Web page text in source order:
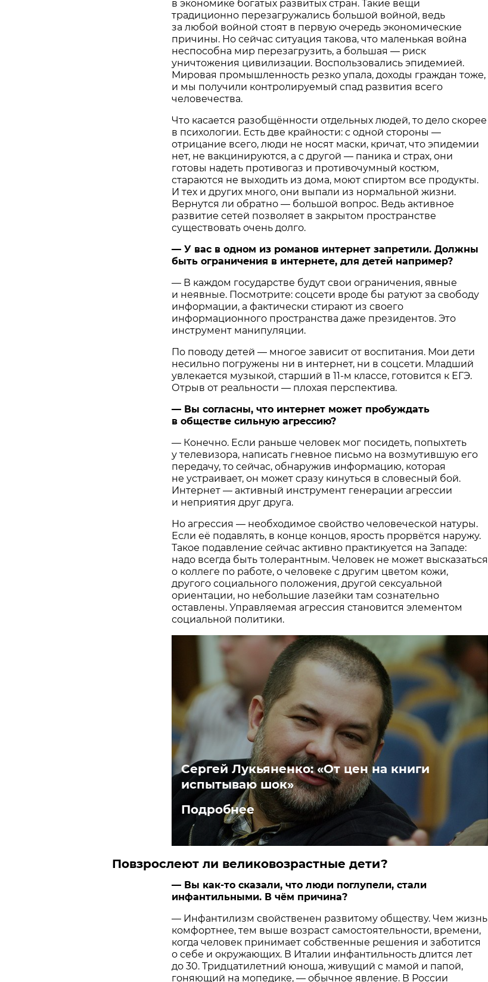
в экономике богатых развитых стран. Такие вещи
традиционно перезагружались большой войной, ведь
за любой войной стоят в первую очередь экономические
причины. Но сейчас ситуация такова, что маленькая война
неспособна мир перезагрузить, а большая — риск
уничтожения цивилизации. Воспользовались эпидемией.
Мировая промышленность резко упала, доходы граждан тоже,
и мы получили контролируемый спад развития всего
человечества.
Что касается разобщённости отдельных людей, то дело скорее
в психологии. Есть две крайности: с одной стороны —
отрицание всего, люди не носят маски, кричат, что эпидемии
нет, не вакцинируются, а с другой — паника и страх, они
готовы надеть противогаз и противочумный костюм,
стараются не выходить из дома, моют спиртом все продукты.
И тех и других много, они выпали из нормальной жизни.
Вернутся ли обратно — большой вопрос. Ведь активное
развитие сетей позволяет в закрытом пространстве
существовать очень долго.
— У вас в одном из романов интернет запретили. Должны
быть ограничения в интернете, для детей например?
— В каждом государстве будут свои ограничения, явные
и неявные. Посмотрите: соцсети вроде бы ратуют за свободу
информации, а фактически стирают из своего
информационного пространства даже президентов. Это
инструмент манипуляции.
По поводу детей — многое зависит от воспитания. Мои дети
несильно погружены ни в интернет, ни в соцсети. Младший
увлекается музыкой, старший в 11-м классе, готовится к ЕГЭ.
Отрыв от реальности — плохая перспектива.
— Вы согласны, что интернет может пробуждать
в обществе сильную агрессию?
— Конечно. Если раньше человек мог посидеть, попыхтеть
у телевизора, написать гневное письмо на возмутившую его
передачу, то сейчас, обнаружив информацию, которая
не устраивает, он может сразу кинуться в словесный бой.
Интернет — активный инструмент генерации агрессии
и неприятия друг друга.
Но агрессия — необходимое свойство человеческой натуры.
Если её подавлять, в конце концов, ярость прорвётся наружу.
Такое подавление сейчас активно практикуется на Западе:
надо всегда быть толерантным. Человек не может высказаться
о коллеге по работе, о человеке с другим цветом кожи,
другого социального положения, другой сексуальной
ориентации, но небольшие лазейки там сознательно
оставлены. Управляемая агрессия становится элементом
социальной политики.
Сергей Лукьяненко: «От цен на книги
испытываю шок»
Подробнее
Повзрослеют ли великовозрастные дети?
— Вы как-то сказали, что люди поглупели, стали
инфантильными. В чём причина?
— Инфантилизм свойственен развитому обществу. Чем жизнь
комфортнее, тем выше возраст самостоятельности, времени,
когда человек принимает собственные решения и заботится
о себе и окружающих. В Италии инфантильность длится лет
до 30. Тридцатилетний юноша, живущий с мамой и папой,
гоняющий на мопедике, — обычное явление. В России